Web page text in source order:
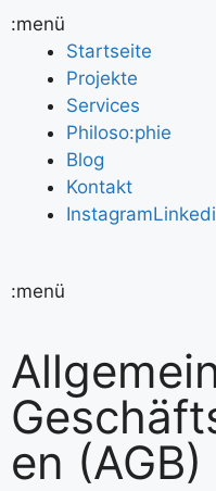
:menü
Startseite
Projekte
Services
Philoso:phie
Blog
Kontakt
Instagram
:menü
en (AGB)